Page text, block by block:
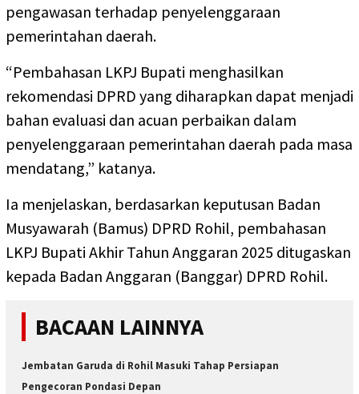
pengawasan terhadap penyelenggaraan
pemerintahan daerah.
“Pembahasan LKPJ Bupati menghasilkan
rekomendasi DPRD yang diharapkan dapat menjadi
bahan evaluasi dan acuan perbaikan dalam
penyelenggaraan pemerintahan daerah pada masa
mendatang,” katanya.
Ia menjelaskan, berdasarkan keputusan Badan
Musyawarah (Bamus) DPRD Rohil, pembahasan
LKPJ Bupati Akhir Tahun Anggaran 2025 ditugaskan
kepada Badan Anggaran (Banggar) DPRD Rohil.
BACAAN LAINNYA
Jembatan Garuda di Rohil Masuki Tahap Persiapan
Pengecoran Pondasi Depan